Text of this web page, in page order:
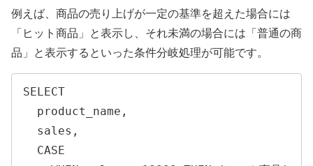
例えば、商品の売り上げが一定の基準を超えた場合には
「ヒット商品」と表示し、それ未満の場合には「普通の商
品」と表示するといった条件分岐処理が可能です。
SELECT